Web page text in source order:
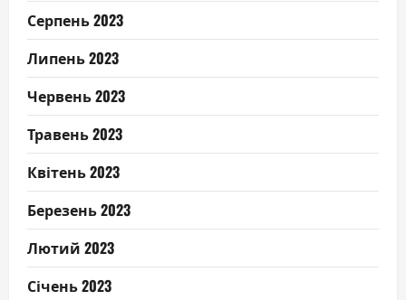
Серпень 2023
Липень 2023
Червень 2023
Травень 2023
Квітень 2023
Березень 2023
Лютий 2023
Січень 2023